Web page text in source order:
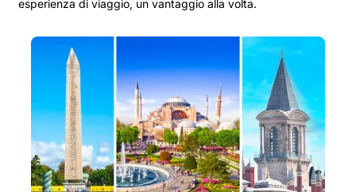
esperienza di viaggio, un vantaggio alla volta.